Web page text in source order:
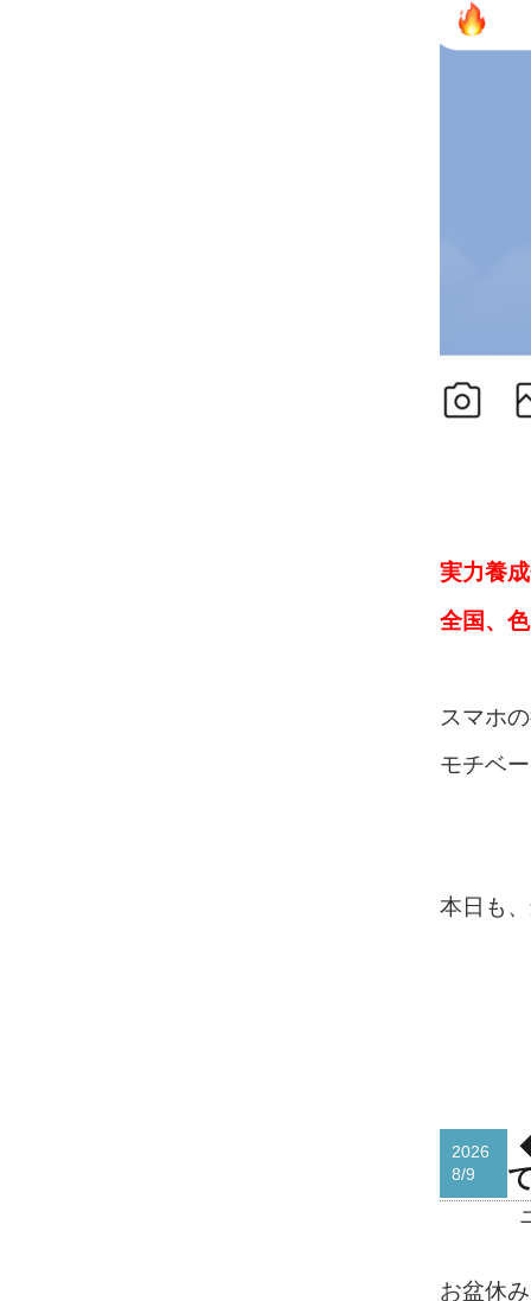
実力養
全国、
スマホ
モチベ
本日も
2026
8/9
お盆休